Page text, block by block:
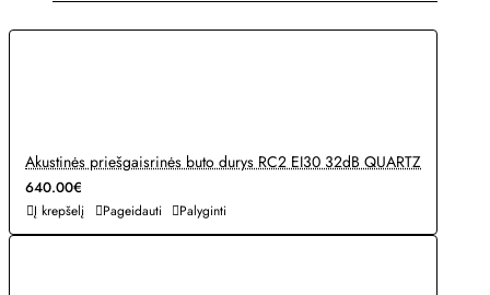
Akustinės priešgaisrinės buto durys RC2 EI30 32dB QUARTZ
640.00€
Į krepšelį Pageidauti Palyginti